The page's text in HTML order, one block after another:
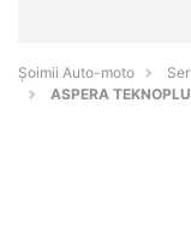
Șoimii Auto-moto
ASPERA